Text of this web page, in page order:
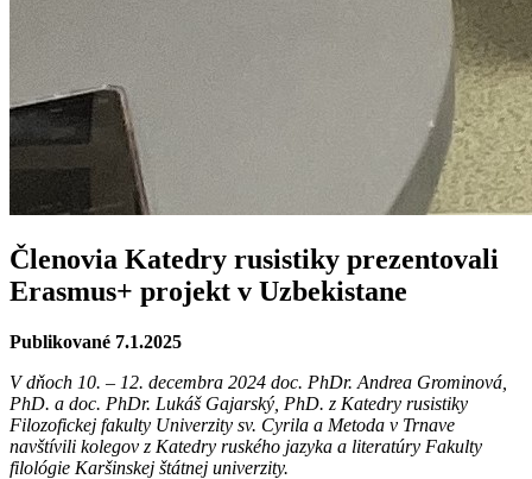
Členovia Katedry rusistiky prezentovali
Erasmus+ projekt v Uzbekistane
Publikované 7.1.2025
V dňoch 10. – 12. decembra 2024 doc. PhDr. Andrea Grominová,
PhD. a doc. PhDr. Lukáš Gajarský, PhD. z Katedry rusistiky
Filozofickej fakulty Univerzity sv. Cyrila a Metoda v Trnave
navštívili kolegov z Katedry ruského jazyka a literatúry Fakulty
filológie Karšinskej štátnej univerzity.